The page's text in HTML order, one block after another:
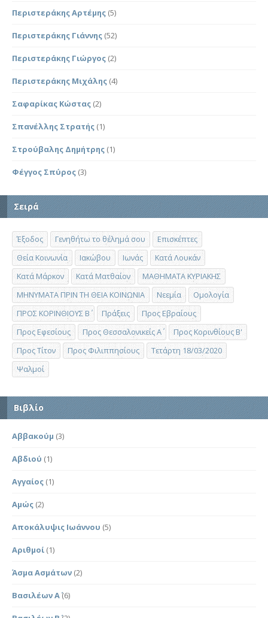
Περιστεράκης Αρτέμης (5)
Περιστεράκης Γιάννης (52)
Περιστεράκης Γιώργος (2)
Περιστεράκης Μιχάλης (4)
Σαφαρίκας Κώστας (2)
Σπανέλλης Στρατής (1)
Στρούβαλης Δημήτρης (1)
Φέγγος Σπύρος (3)
Σειρά
Έξοδος Γενηθήτω το θέλημά σου
Επισκέπτες
Θεία Κοινωνία
Ιακώβου Ιωνάς
Κατά Λουκάν
Κατά Μάρκον
Κατά Ματθαίον
ΜΑΘΗΜΑΤΑ ΚΥΡΙΑΚΗΣ
ΜΗΝΥΜΑΤΑ ΠΡΙΝ ΤΗ ΘΕΙΑ ΚΟΙΝΩΝΙΑ
Νεεμία
Ομολογία
ΠΡΟΣ ΚΟΡΙΝΘΙΟΥΣ Β΄
Πράξεις
Προς Εβραίους
Προς Εφεσίους
Προς Θεσσαλονικείς Α΄
Προς Κορινθίους Β'
Προς Τίτον
Προς Φιλιππησίους
Τετάρτη 18/03/2020
Ψαλμοί
Βιβλίο
Αββακούμ (3)
Αβδιού (1)
Αγγαίος (1)
Αμώς (2)
Αποκάλυψις Ιωάννου (5)
Αριθμοί (1)
Άσμα Ασμάτων (2)
Βασιλέων Α΄(6)